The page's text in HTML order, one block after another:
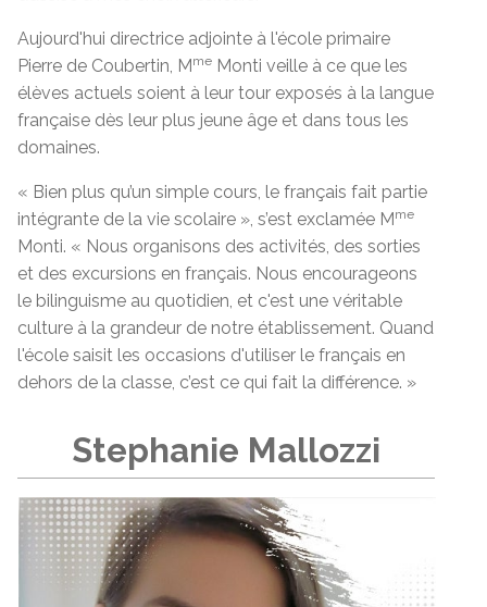
Aujourd'hui directrice adjointe à l'école primaire
Pierre de Coubertin, Mme Monti veille à ce que les
élèves actuels soient à leur tour exposés à la langue
française dès leur plus jeune âge et dans tous les
domaines.
« Bien plus qu’un simple cours, le français fait partie
intégrante de la vie scolaire », s’est exclamée Mme
Monti. « Nous organisons des activités, des sorties
et des excursions en français. Nous encourageons
le bilinguisme au quotidien, et c'est une véritable
culture à la grandeur de notre établissement. Quand
l'école saisit les occasions d'utiliser le français en
dehors de la classe, c’est ce qui fait la différence. »
Stephanie Mallozzi